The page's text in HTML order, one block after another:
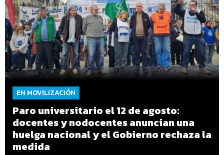
EN MOVILIZACIÓN
Paro universitario el 12 de agosto:
docentes y nodocentes anuncian una
huelga nacional y el Gobierno rechaza la
medida